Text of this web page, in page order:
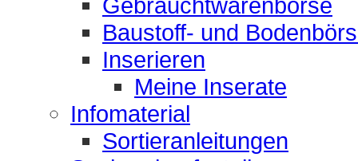
Baustoff- und
Inserieren
Meine Inserate
Infomaterial
Sortieranleitungen